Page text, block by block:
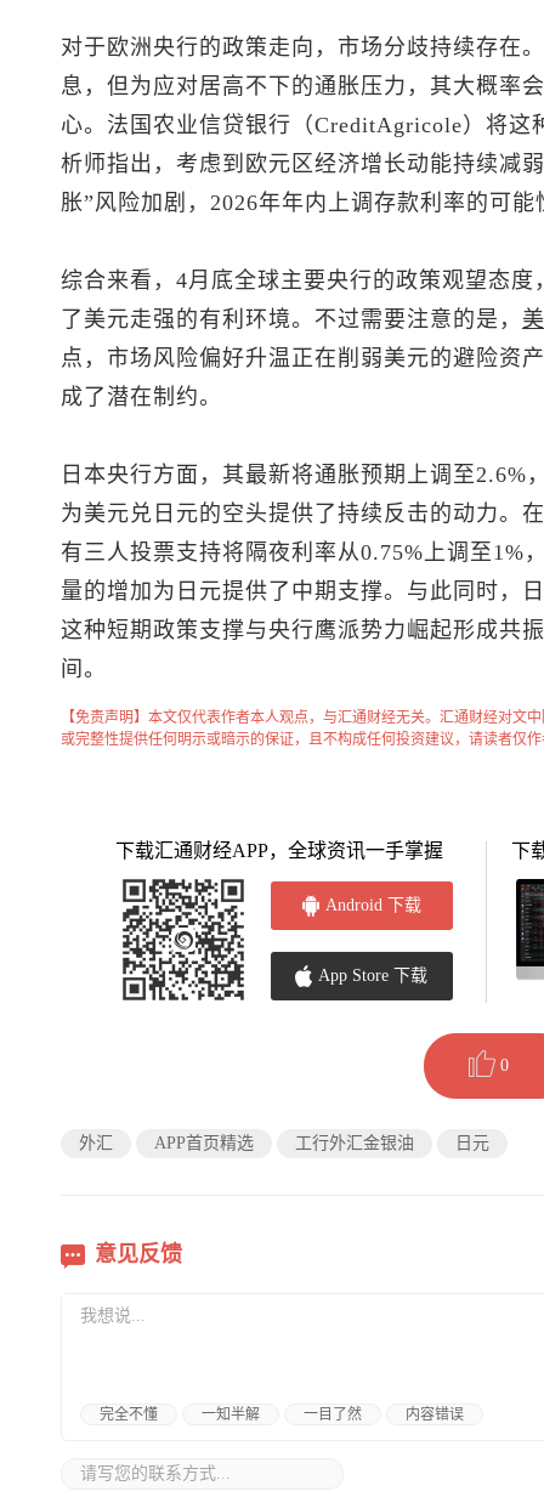
对于欧洲央行的政策走向，市场分歧持续存在
息，但为应对居高不下的通胀压力，其大概率
心。法国农业信贷银行（CreditAgricole）将这
析师指出，考虑到欧元区经济增长动能持续减
胀”风险加剧，2026年年内上调存款利率的可能
综合来看，4月底全球主要央行的政策观望态
了美元走强的有利环境。不过需要注意的是，
点，市场风险偏好升温正在削弱美元的避险资
成了潜在制约。
日本央行方面，其最新将通胀预期上调至2.6%
为美元兑日元的空头提供了持续反击的动力。
有三人投票支持将隔夜利率从0.75%上调至1%
量的增加为日元提供了中期支撑。与此同时，
这种短期政策支撑与央行鹰派势力崛起形成共
间。
【免责声明】本文仅代表作者本人观点，与汇通财经无关。汇通财经对文
或完整性提供任何明示或暗示的保证，且不构成任何投资建议，请读者仅
下载汇通财经APP，全球资讯一手掌握
Android 下载
App Store 下载
下
0
外汇 APP首页精选 工行外汇金银油 日元
意见反馈
完全不懂 一知半解 一目了然 内容错误